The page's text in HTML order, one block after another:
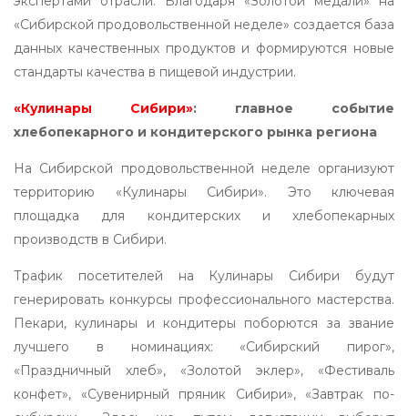
«Сибирской продовольственной неделе» создается база
данных качественных продуктов и формируются новые
стандарты качества в пищевой индустрии.
«Кулинары Сибири»: главное событие
хлебопекарного и кондитерского рынка региона
На Сибирской продовольственной неделе организуют
территорию «Кулинары Сибири». Это ключевая
площадка для кондитерских и хлебопекарных
производств в Сибири.
Трафик посетителей на Кулинары Сибири будут
генерировать конкурсы профессионального мастерства.
Пекари, кулинары и кондитеры поборются за звание
лучшего в номинациях: «Сибирский пирог»,
«Праздничный хлеб», «Золотой эклер», «Фестиваль
конфет», «Сувенирный пряник Сибири», «Завтрак по-